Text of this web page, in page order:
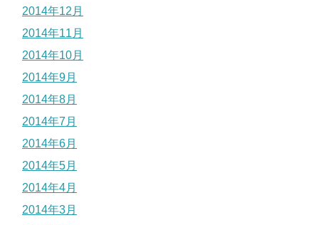
2014年12月
2014年11月
2014年10月
2014年9月
2014年8月
2014年7月
2014年6月
2014年5月
2014年4月
2014年3月